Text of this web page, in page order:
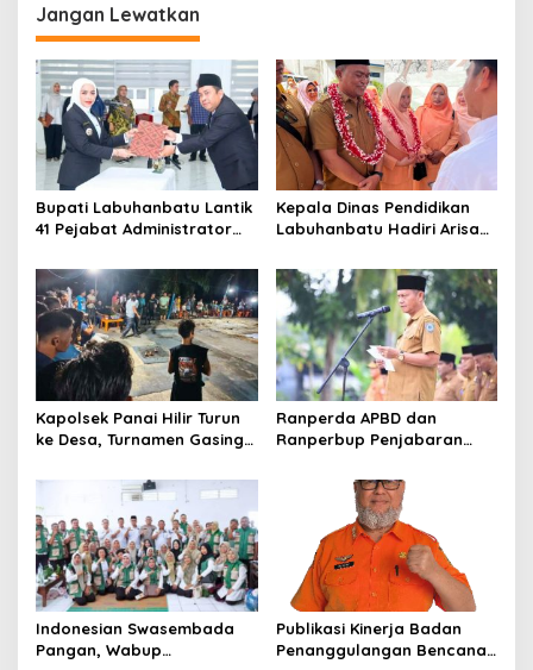
s
i
p
o
s
Jangan Lewatkan
Bupati Labuhanbatu Lantik
41 Pejabat Administrator
Kepala Dinas Pendidikan
Labuhanbatu Hadiri Arisan
Pembentukan Karakter dan
Semangat Kebangsaan
Kapolsek Panai Hilir Turun
ke Desa, Turnamen Gasing
Warga
Ranperda APBD dan
Ranperbup Penjabaran
2026 Segera Ditetapkan
Indonesian Swasembada
Pangan, Wabup
Publikasi Kinerja Badan
Penanggulangan Bencana